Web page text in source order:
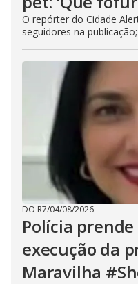
O repórter do Cidade
seguidores na
DO R7/04/08/2026
Polícia
execução da
Maravilha